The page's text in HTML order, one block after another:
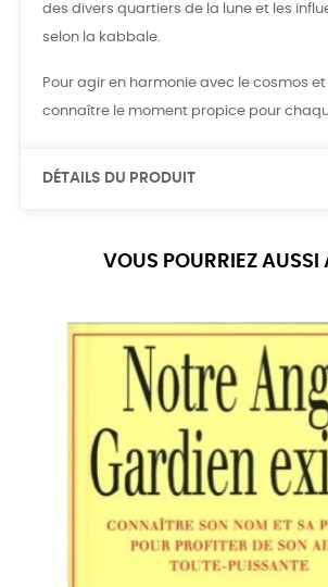
des divers quartiers de la lune et les
selon la kabbale.
Pour agir en harmonie avec le cosmos
connaître le moment propice pour
DÉTAILS DU PRODUIT
VOUS POURRIEZ AUSSI